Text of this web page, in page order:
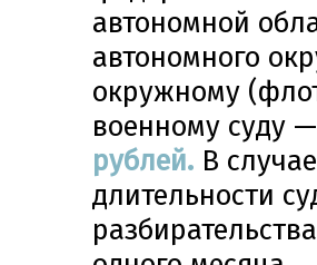
автономной
автономного
окружному
военному суду
рублей. В случае
длительности